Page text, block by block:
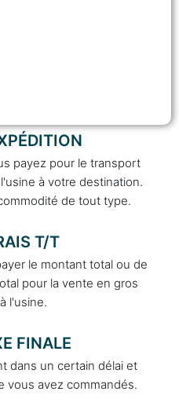
payez pour le transport
à votre destination.
de tout type.
T/T
le montant total ou de
pour la vente en gros
l'usine.
FINALE
dans un certain délai et
vous avez commandés.